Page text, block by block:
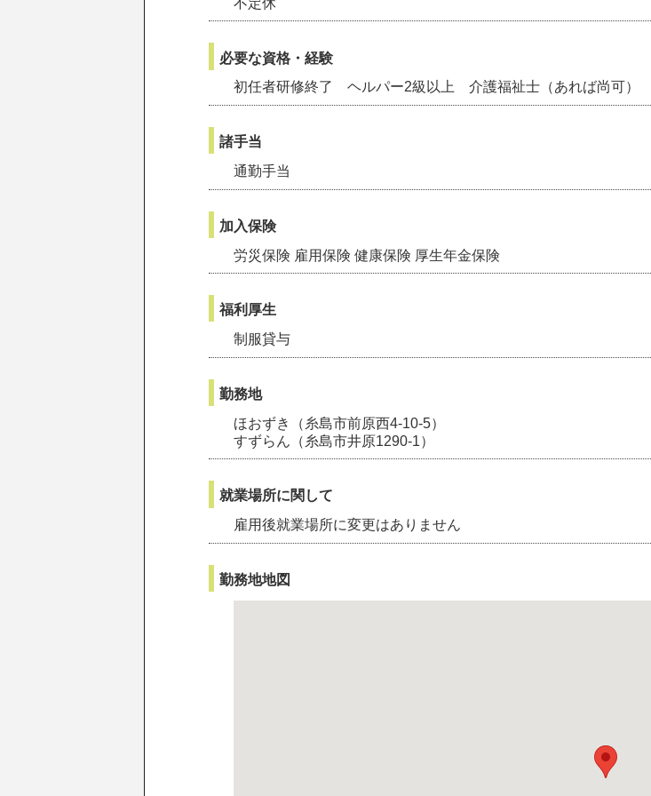
必要な資格・経験
初任者研修終了 ヘルパー2級以上 介護福祉士（あれば尚可）
諸手当
通勤手当
加入保険
労災保険 雇用保険 健康保険 厚生年金保険
福利厚生
制服貸与
勤務地
ほおずき（糸島市前原西4-10-5）
すずらん（糸島市井原1290-1）
就業場所に関して
雇用後就業場所に変更はありません
勤務地地図